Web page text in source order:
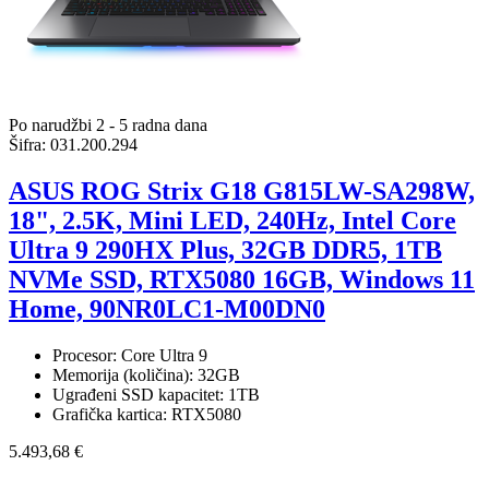
Po narudžbi 2 - 5 radna dana
Šifra: 031.200.294
ASUS ROG Strix G18 G815LW-SA298W,
18", 2.5K, Mini LED, 240Hz, Intel Core
Ultra 9 290HX Plus, 32GB DDR5, 1TB
NVMe SSD, RTX5080 16GB, Windows 11
Home, 90NR0LC1-M00DN0
Procesor: Core Ultra 9
Memorija (količina): 32GB
Ugrađeni SSD kapacitet: 1TB
Grafička kartica: RTX5080
5.493,68 €